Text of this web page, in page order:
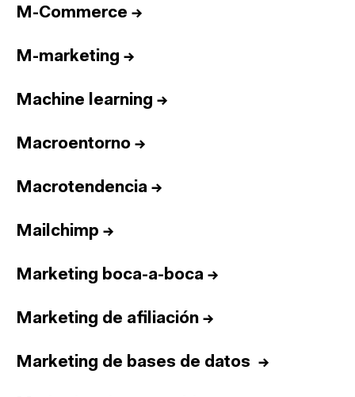
M-Commerce →
M-marketing →
Machine learning →
Macroentorno →
Macrotendencia →
Mailchimp →
Marketing boca-a-boca →
Marketing de afiliación →
Marketing de bases de datos →